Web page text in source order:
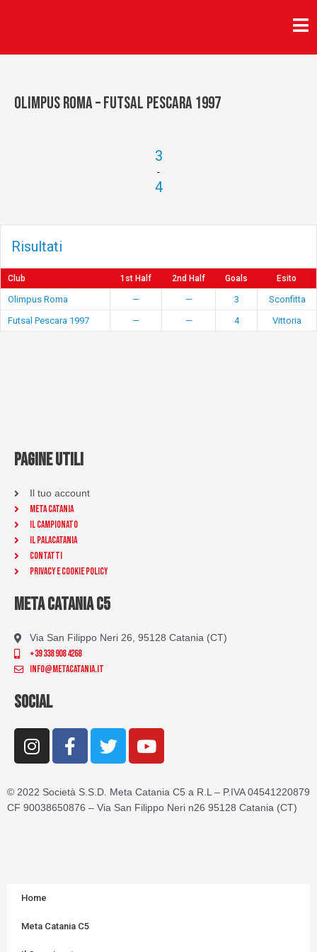
Olimpus Roma – Futsal Pescara 1997
3
-
4
Risultati
Club 1st Half 2nd Half Goals Esito
Olimpus Roma — — 3
Sconfitta
Futsal Pescara 1997
— — 4 Vittoria
PAGINE UTILI
Il tuo account
Meta Catania
Il Campionato
Il Palacatania
Contatti
Privacy e Cookie Policy
META CATANIA C5
Via San Filippo Neri 26, 95128 Catania (CT)
+39 338 908 4268
info@metacatania.it
SOCIAL
I
n
t
a
F
a
e
b
T
w
t
t
Y
o
t
u
© 2022 Società S.S.D. Meta Catania C5 a R.L – P.IVA 04541220879
CF 90038650876 – Via San Filippo Neri n26 95128 Catania (CT)
Home
Meta Catania C5